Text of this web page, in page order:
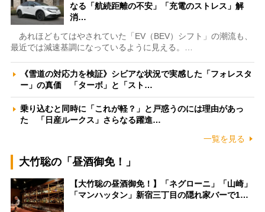
なる「航続距離の不安」「充電のストレス」解
消…
あれほどもてはやされていた「EV（BEV）シフト」の潮流も、
最近では減速基調になっているように見える。…
《雪道の対応力を検証》シビアな状況で実感した「フォレスタ
ー」の真価 「ターボ」と「スト…
乗り込むと同時に「これが軽？」と戸惑うのには理由があっ
た 「日産ルークス」さらなる躍進…
一覧を見る
大竹聡の「昼酒御免！」
【大竹聡の昼酒御免！】「ネグローニ」「山崎」
「マンハッタン」新宿三丁目の隠れ家バーで1…